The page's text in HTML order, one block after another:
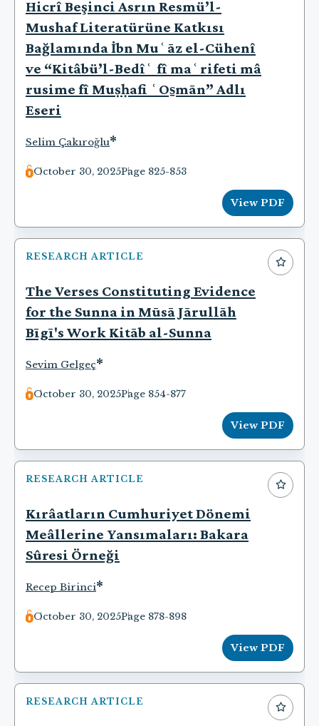
Hicrî Beşinci Asrın Resmü’l-
Mushaf Literatürüne Katkısı
Bağlamında İbn Muʿāz el-Cühenî
ve “Kitâbü’l-Bedîʿ fî maʿrifeti mâ
rusime fî Muṣḥafi ʿOs̱mān” Adlı
Eseri
Selim Çakıroğlu*
October 30, 2025Page 825-853
View PDF
RESEARCH ARTICLE
The Verses Constituting Evidence
for the Sunna in Mūsā Jārullāh
Bīgī's Work Kitāb al-Sunna
Sevim Gelgeç*
October 30, 2025Page 854-877
View PDF
RESEARCH ARTICLE
Kırâatların Cumhuriyet Dönemi
Meâllerine Yansımaları: Bakara
Sûresi Örneği
Recep Birinci*
October 30, 2025Page 878-898
View PDF
RESEARCH ARTICLE